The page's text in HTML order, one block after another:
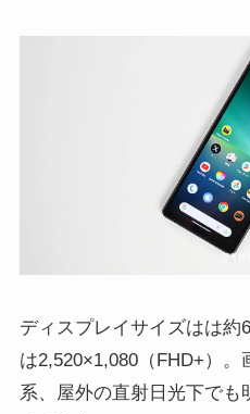
ディスプレイサイズはは約
は2,520×1,080（FHD+）
系、屋外の直射日光下でも